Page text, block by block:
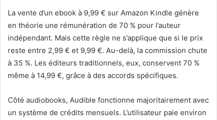
La vente d’un ebook à 9,99 € sur Amazon Kindle génère
en théorie une rémunération de 70 % pour l’auteur
indépendant. Mais cette règle ne s’applique que si le prix
reste entre 2,99 € et 9,99 €. Au-delà, la commission chute
à 35 %. Les éditeurs traditionnels, eux, conservent 70 %
même à 14,99 €, grâce à des accords spécifiques.
Côté audiobooks, Audible fonctionne majoritairement avec
un système de crédits mensuels. L’utilisateur paie environ